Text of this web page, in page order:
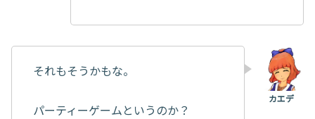
それもそうかもな。
パーティーゲームというのか？